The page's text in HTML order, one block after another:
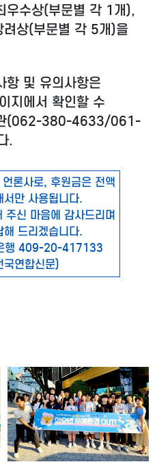
우수상(부문별 각 1개),
상(부문별 각 5개)을
항 및 유의사항은
지에서 확인할 수
관(062-380-4633/061-
.
론사로, 후원금은 전액
만 사용됩니다.
주신 마음에 감사드리며
드리겠습니다.
행 409-20-417133
연합신문)